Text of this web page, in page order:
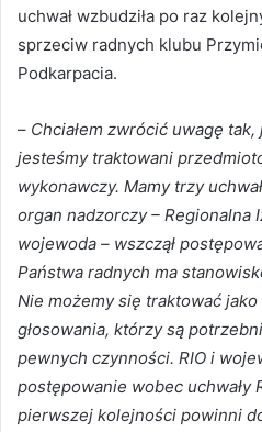
uchwał wzbudziła po raz
sprzeciw radnych klubu
Podkarpacia.
– Chciałem zwrócić uwagę
jesteśmy traktowani
wykonawczy. Mamy trzy
organ nadzorczy – Regionalna
wojewoda – wszczął
Państwa radnych ma
Nie możemy się traktować
głosowania, którzy są
pewnych czynności. RIO i
postępowanie wobec uchwały
pierwszej kolejności powinni